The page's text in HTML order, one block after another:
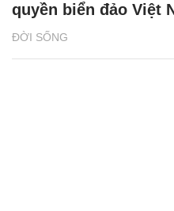
ĐỜI SỐNG
quyền biển đảo Việt